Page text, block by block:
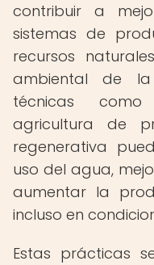
contribuir a
sistemas de
recursos
ambiental de
técnicas
agricultura de
regenerativa
uso del agua,
aumentar la
incluso en
Estas prácticas